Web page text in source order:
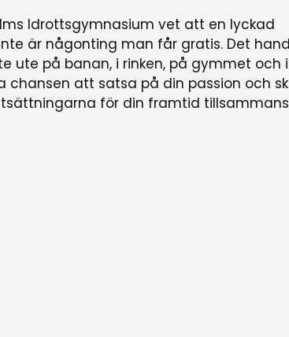
Idrottsgymnasium vet att en lyckad
är någonting man får gratis. Det
ute på banan, i rinken, på gymmet och i
chansen att satsa på din passion och
för din framtid tillsammans